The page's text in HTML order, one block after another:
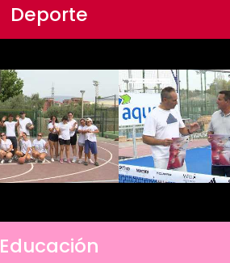
Deporte
Educación